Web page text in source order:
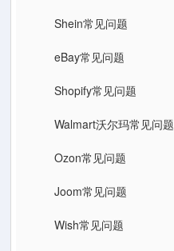
Shein常见问题
eBay常见问题
Shopify常见问题
Walmart沃尔玛常见问题
Ozon常见问题
Joom常见问题
Wish常见问题